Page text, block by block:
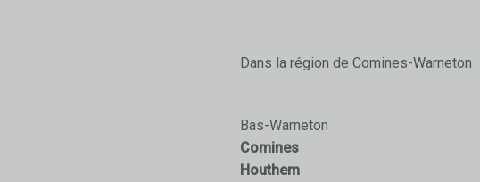
Dans la région de Comines-Warneton
Bas-Warneton
Comines
Houthem